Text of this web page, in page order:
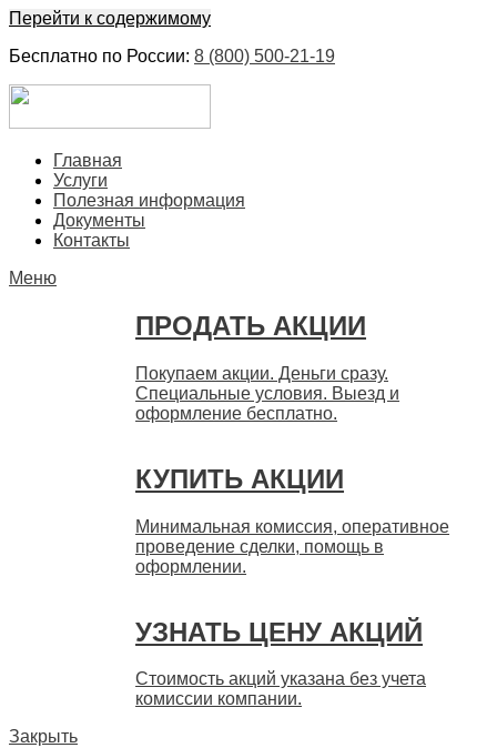
Перейти к содержимому
Бесплатно по России: 8 (800) 500-21-19
БыстроГлавная
Услуги
Полезная информация
Документы
Контакты
Меню
ПРОДАТЬ АКЦИИ
Покупаем акции. Деньги сразу.
Специальные условия. Выезд и
оформление бесплатно.
КУПИТЬ АКЦИИ
Минимальная комиссия, оперативное
проведение сделки, помощь в
оформлении.
УЗНАТЬ ЦЕНУ АКЦИЙ
Стоимость акций указана без учета
комиссии компании.
Закрыть